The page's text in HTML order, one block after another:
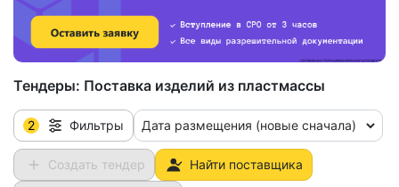
Тендеры: Поставка изделий из пластмассы
2 Фильтры Дата размещения (новые сначала)
Создать тендер Найти поставщика